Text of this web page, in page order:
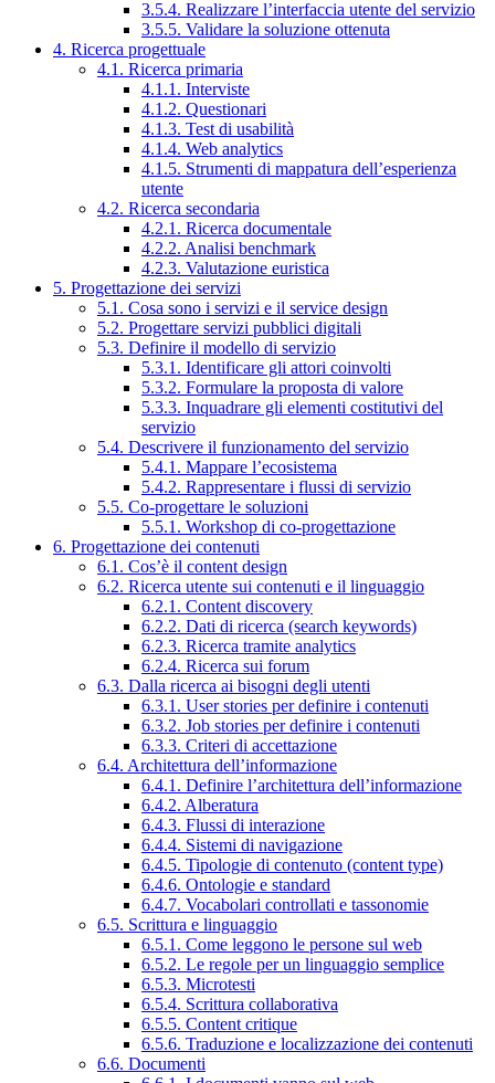
3.5.4. Realizzare l’interfaccia utente del servizio
3.5.5. Validare la soluzione ottenuta
4. Ricerca progettuale
4.1. Ricerca primaria
4.1.1. Interviste
4.1.2. Questionari
4.1.3. Test di usabilità
4.1.4. Web analytics
4.1.5. Strumenti di mappatura dell’esperienza
utente
4.2. Ricerca secondaria
4.2.1. Ricerca documentale
4.2.2. Analisi benchmark
4.2.3. Valutazione euristica
5. Progettazione dei servizi
5.1. Cosa sono i servizi e il service design
5.2. Progettare servizi pubblici digitali
5.3. Definire il modello di servizio
5.3.1. Identificare gli attori coinvolti
5.3.2. Formulare la proposta di valore
5.3.3. Inquadrare gli elementi costitutivi del
servizio
5.4. Descrivere il funzionamento del servizio
5.4.1. Mappare l’ecosistema
5.4.2. Rappresentare i flussi di servizio
5.5. Co-progettare le soluzioni
5.5.1. Workshop di co-progettazione
6. Progettazione dei contenuti
6.1. Cos’è il content design
6.2. Ricerca utente sui contenuti e il linguaggio
6.2.1. Content discovery
6.2.2. Dati di ricerca (search keywords)
6.2.3. Ricerca tramite analytics
6.2.4. Ricerca sui forum
6.3. Dalla ricerca ai bisogni degli utenti
6.3.1. User stories per definire i contenuti
6.3.2. Job stories per definire i contenuti
6.3.3. Criteri di accettazione
6.4. Architettura dell’informazione
6.4.1. Definire l’architettura dell’informazione
6.4.2. Alberatura
6.4.3. Flussi di interazione
6.4.4. Sistemi di navigazione
6.4.5. Tipologie di contenuto (content type)
6.4.6. Ontologie e standard
6.4.7. Vocabolari controllati e tassonomie
6.5. Scrittura e linguaggio
6.5.1. Come leggono le persone sul web
6.5.2. Le regole per un linguaggio semplice
6.5.3. Microtesti
6.5.4. Scrittura collaborativa
6.5.5. Content critique
6.5.6. Traduzione e localizzazione dei contenuti
6.6. Documenti